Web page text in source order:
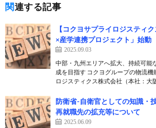
関連する記事
【コクヨサプライロジスティ
×産学連携プロジェクト」始動
2025.09.03
中部・九州エリアへ拡大、持続可能
成を目指す コクヨグループの物流
ロジスティクス株式会社（本社：大
防衛省-自衛官としての知識・
再就職先の拡充等について
2025.06.09